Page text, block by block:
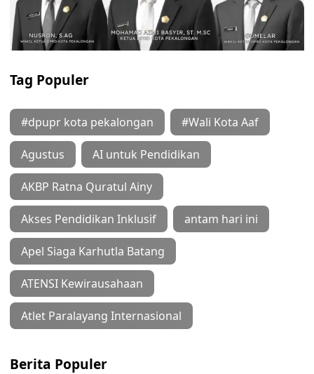
Tag Populer
#dpupr kota pekalongan #Wali Kota Aaf
Agustus AI untuk Pendidikan
AKBP Ratna Quratul Ainy
Akses Pendidikan Inklusif antam hari ini
Apel Siaga Karhutla Batang
ATENSI Kewirausahaan
Atlet Paralayang Internasional
Berita Populer